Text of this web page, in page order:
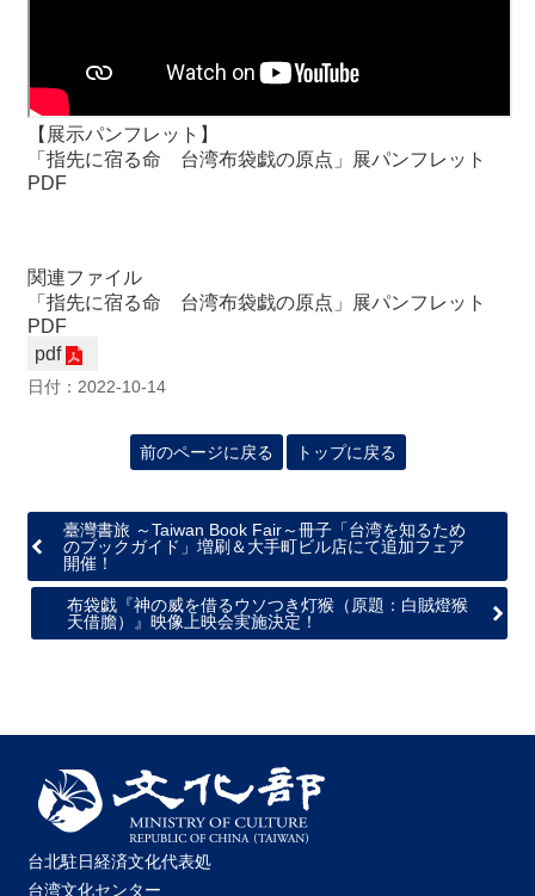
【展示パンフレット】
「指先に宿る命 台湾布袋戯の原点」展パンフレット
PDF
関連ファイル
「指先に宿る命 台湾布袋戯の原点」展パンフレット
PDF
pdf
日付：2022-10-14
前のページに戻る トップに戻る
臺灣書旅 ～Taiwan Book Fair～冊子「台湾を知るため
のブックガイド」増刷＆大手町ビル店にて追加フェア
開催！
布袋戯『神の威を借るウソつき灯猴（原題：白賊燈猴
天借膽）』映像上映会実施決定！
台北駐日経済文化代表処
台湾文化センター